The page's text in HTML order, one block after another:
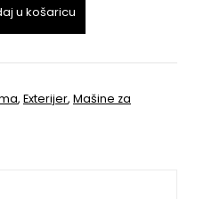
u košaricu
, Exterijer, Mašine za